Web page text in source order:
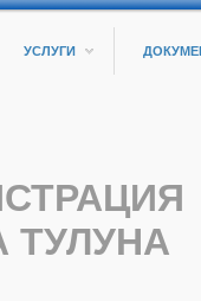
УСЛУГИ
ТУЛУНА